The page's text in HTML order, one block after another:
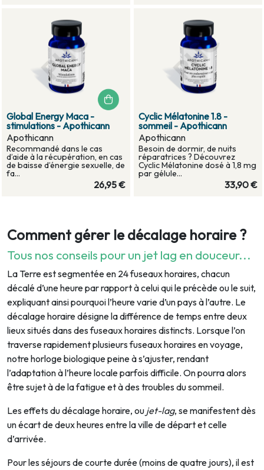
Comment gérer le décalage horaire ?
Tous nos conseils pour un jet lag en douceur...
La Terre est segmentée en 24 fuseaux horaires, chacun
décalé d’une heure par rapport à celui qui le précède ou le suit,
expliquant ainsi pourquoi l’heure varie d’un pays à l’autre. Le
décalage horaire désigne la différence de temps entre deux
lieux situés dans des fuseaux horaires distincts. Lorsque l’on
traverse rapidement plusieurs fuseaux horaires en voyage,
notre horloge biologique peine à s’ajuster, rendant
l’adaptation à l’heure locale parfois difficile. On pourra alors
être sujet à de la fatigue et à des troubles du sommeil.
Les effets du décalage horaire, ou jet-lag, se manifestent dès
un écart de deux heures entre la ville de départ et celle
d’arrivée.
Pour les séjours de courte durée (moins de quatre jours), il est
Global Energy Maca -
stimulations - Apothicann
Apothicann
Recommandé dans le cas
d’aide à la récupération, en cas
de baisse d’énergie sexuelle, de
fa...
26,95 €
Cyclic Mélatonine 1.8 -
sommeil - Apothicann
Apothicann
Besoin de dormir, de nuits
réparatrices ? Découvrez
Cyclic Mélatonine dosé à 1,8 mg
par gélule...
33,90 €